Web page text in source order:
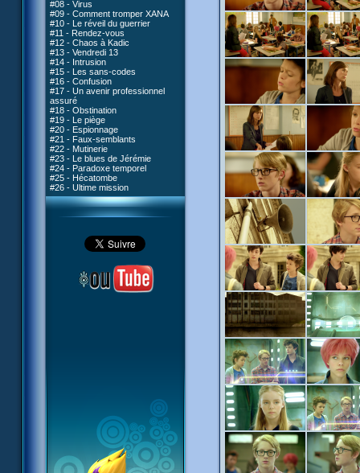
#08 - Virus
#09 - Comment tromper XANA
#10 - Le réveil du guerrier
#11 - Rendez-vous
#12 - Chaos à Kadic
#13 - Vendredi 13
#14 - Intrusion
#15 - Les sans-codes
#16 - Confusion
#17 - Un avenir professionnel
assuré
#18 - Obstination
#19 - Le piège
#20 - Espionnage
#21 - Faux-semblants
#22 - Mutinerie
#23 - Le blues de Jérémie
#24 - Paradoxe temporel
#25 - Hécatombe
#26 - Ultime mission